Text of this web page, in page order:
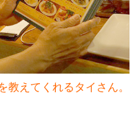
教えてくれるタイさん。